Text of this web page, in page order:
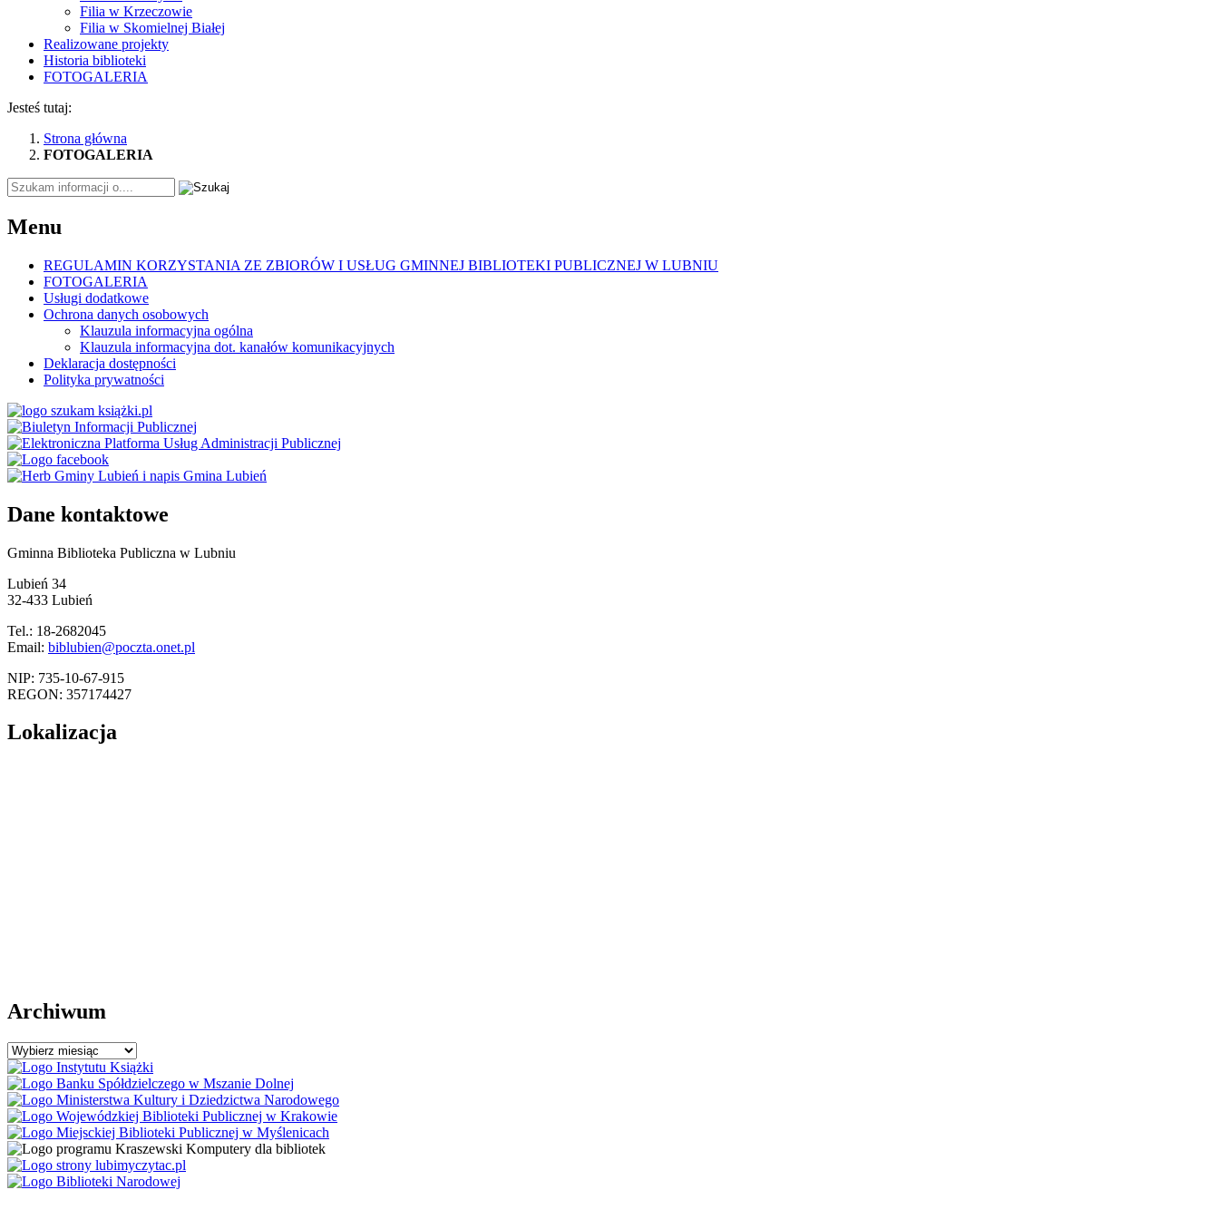
Filia w Krzeczowie
Filia w Skomielnej Białej
Realizowane projekty
Historia biblioteki
FOTOGALERIA
Jesteś tutaj:
Strona główna
FOTOGALERIA
Tutaj
wpisz
szukaną
frazę:
Menu
REGULAMIN KORZYSTANIA ZE ZBIORÓW I USŁUG GMINNEJ BIBLIOTEKI PUBLICZNEJ W LUBNIU
FOTOGALERIA
Usługi dodatkowe
Ochrona danych osobowych
Klauzula informacyjna ogólna
Klauzula informacyjna dot. kanałów komunikacyjnych
Deklaracja dostępności
Polityka prywatności
Dane kontaktowe
Gminna Biblioteka Publiczna w Lubniu
Lubień 34
32-433 Lubień
Tel.: 18-2682045
Email: biblubien@poczta.onet.pl
NIP: 735-10-67-915
REGON: 357174427
Lokalizacja
Archiwum
Archiwum